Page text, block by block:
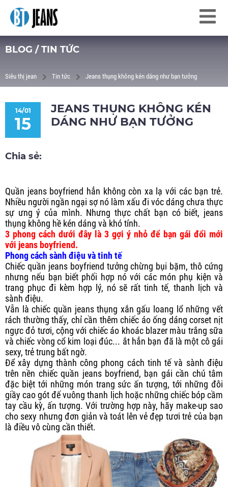
BLOG / TIN TỨC
Siêu thị jean Tin tức Jeans thụng không kén dáng như bạn tưởng
14/01
15
JEANS THỤNG KHÔNG KÉN
DÁNG NHƯ BẠN TƯỞNG
Chia sẻ:
Quần jeans boyfriend hẳn không còn xa lạ với các bạn trẻ.
Nhiều người ngần ngại sợ nó làm xấu đi vóc dáng chưa thực
sự ưng ý của mình. Nhưng thực chất bạn có biết, jeans
thụng không hề kén dáng và khó tính.
3 phong cách dưới đây là 3 gợi ý nhỏ để bạn gái đổi mới
với jeans boyfriend.
Phong cách sành điệu và tinh tế
Chiếc quần jeans boyfriend tưởng chừng bụi bặm, thô cứng
nhưng nếu bạn biết phối hợp nó với các món phụ kiện và
trang phục đi kèm hợp lý, nó sẽ rất tinh tế, thanh lịch và
sành điệu.
Vẫn là chiếc quần jeans thụng xắn gấu loang lổ những vết
rách thường thấy, chỉ cần thêm chiếc áo ống dáng corset nịt
ngực đỏ tươi, cộng với chiếc áo khoác blazer màu trắng sữa
và chiếc vòng cổ kim loại đúc... ắt hẳn bạn đã là một cô gái
sexy, trẻ trung bất ngờ.
Để xây dựng thành công phong cách tinh tế và sành điệu
trên nền chiếc quần jeans boyfriend, bạn gái cần chú tâm
đặc biệt tới những món trang sức ấn tượng, tới những đôi
giầy cao gót đế vuông thanh lịch hoặc những chiếc bóp cầm
tay cầu kỳ, ấn tượng. Với trường hợp này, hãy make-up sao
cho sexy nhưng đơn giản và toát lên vẻ đẹp tươi trẻ của bạn
là điều vô cùng cần thiết.